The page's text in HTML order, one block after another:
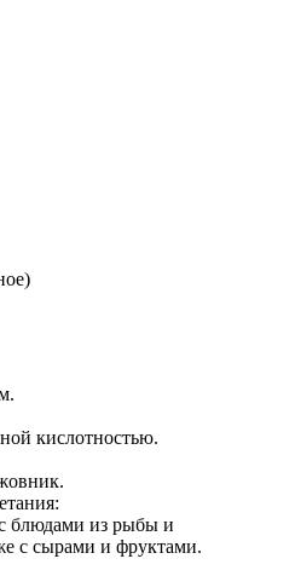
кислотностью.
блюдами из рыбы и
с сырами и фруктами.